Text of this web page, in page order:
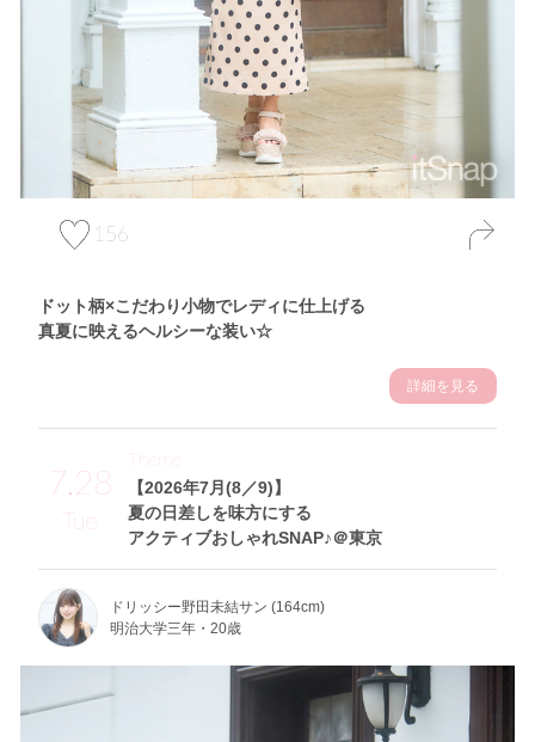
156
ドット柄×こだわり小物でレディに仕上げる
真夏に映えるヘルシーな装い☆
詳細を見る
7.28
Tue
【2026年7月(8／9)】
夏の日差しを味方にする
アクティブおしゃれSNAP♪＠東京
Theme
ドリッシー野田未結サン (164cm)
明治大学三年・20歳